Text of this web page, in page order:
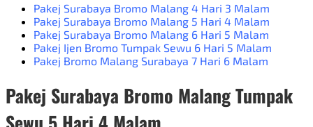
Pakej Surabaya Bromo Malang 4 Hari 3 Malam
Pakej Surabaya Bromo Malang 5 Hari 4 Malam
Pakej Surabaya Bromo Malang 6 Hari 5 Malam
Pakej Ijen Bromo Tumpak Sewu 6 Hari 5 Malam
Pakej Bromo Malang Surabaya 7 Hari 6 Malam
Pakej Surabaya Bromo Malang Tumpak